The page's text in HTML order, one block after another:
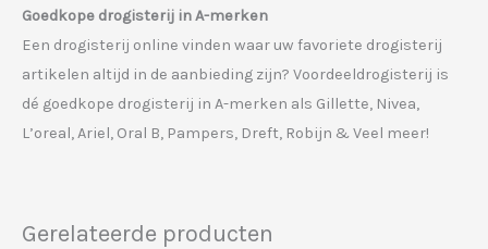
Goedkope drogisterij in A-merken
Een drogisterij online vinden waar uw favoriete drogisterij
artikelen altijd in de aanbieding zijn? Voordeeldrogisterij is
dé goedkope drogisterij in A-merken als Gillette, Nivea,
L’oreal, Ariel, Oral B, Pampers, Dreft, Robijn & Veel meer!
Gerelateerde producten